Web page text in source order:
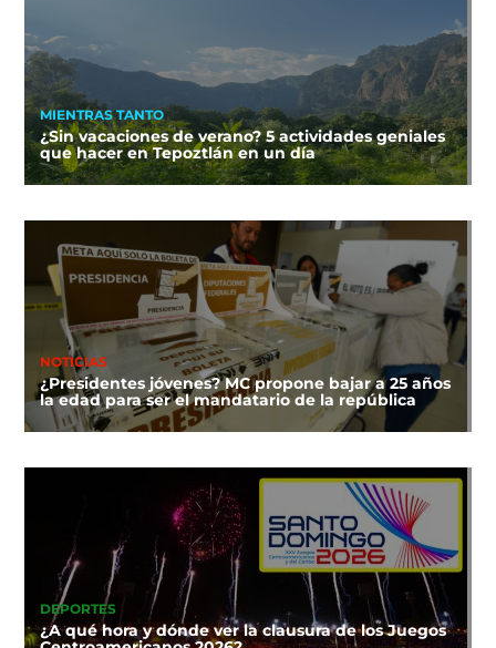
MIENTRAS TANTO
¿Sin vacaciones de verano? 5 actividades geniales
que hacer en Tepoztlán en un día
NOTICIAS
¿Presidentes jóvenes? MC propone bajar a 25 años
la edad para ser el mandatario de la república
DEPORTES
¿A qué hora y dónde ver la clausura de los Juegos